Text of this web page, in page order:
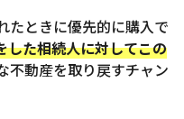
たときに優先的に購入で
した相続人に対してこの
不動産を取り戻すチャン